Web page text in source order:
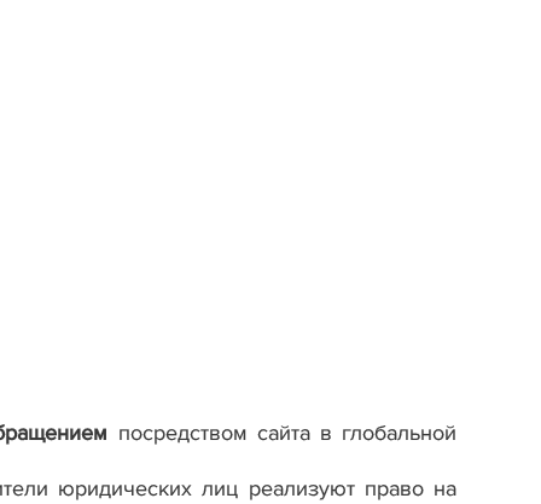
посредством сайта в глобальной
юридических лиц реализуют право на